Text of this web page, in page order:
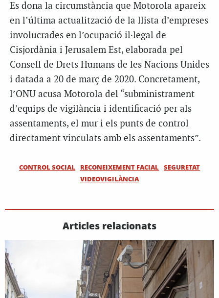
Es dona la circumstància que Motorola apareix
en l’última actualització de la llista d’empreses
involucrades en l’ocupació il·legal de
Cisjordània i Jerusalem Est, elaborada pel
Consell de Drets Humans de les Nacions Unides
i datada a 20 de març de 2020. Concretament,
l’ONU acusa Motorola del “subministrament
d’equips de vigilància i identificació per als
assentaments, el mur i els punts de control
directament vinculats amb els assentaments”.
CONTROL SOCIAL RECONEIXEMENT FACIAL
SEGURETAT
VIDEOVIGILÀNCIA
Articles relacionats